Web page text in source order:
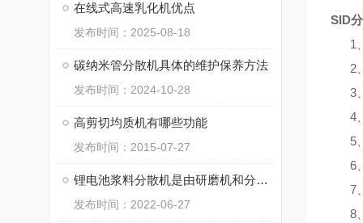
在线式高速乳化机优点
发布时间：2025-08-18
碳纳米管分散机具体的维护保养方法
发布时间：2024-10-28
高剪切均质机有哪些功能
发布时间：2015-07-27
锂电池浆料分散机是由研磨机和分散机的组合而成的一体化设备
发布时间：2022-06-27
SID
1
2
3
4
5
6
7
8